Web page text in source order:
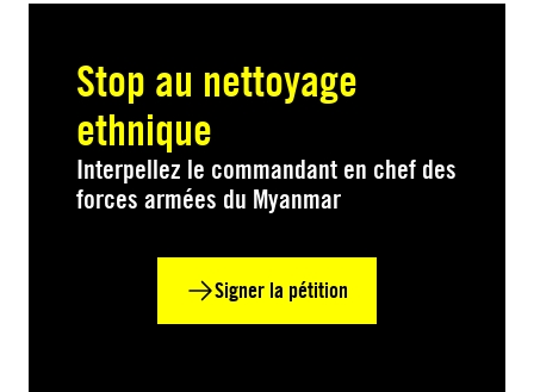
Stop au nettoyage
ethnique
Interpellez le commandant en chef des
forces armées du Myanmar
Signer la pétition